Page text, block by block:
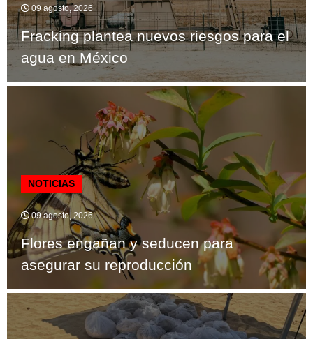
09 agosto, 2026
Fracking plantea nuevos riesgos para el
agua en México
NOTICIAS
09 agosto, 2026
Flores engañan y seducen para
asegurar su reproducción